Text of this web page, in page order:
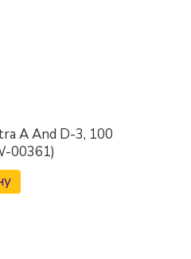
A And D-3, 100
00361)